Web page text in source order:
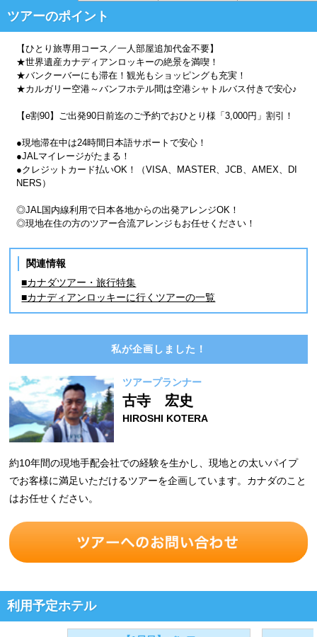
ツアーのポイント
【ひとり旅専用コース／一人部屋追加代金不要】
★世界遺産カナディアンロッキーの絶景を満喫！
★バンクーバーにも滞在！観光もショッピングも充実！
★カルガリー空港～バンフホテル間は空港シャトルバス付きで安心♪
【e割90】ご出発90日前迄のご予約でおひとり様「3,000円」割引！
●現地滞在中は24時間日本語サポートで安心！
●JALマイレージがたまる！
●クレジットカード払いOK！（VISA、MASTER、JCB、AMEX、DI
NERS）
◎JAL国内線利用で日本各地からの出発アレンジOK！
◎現地在住の方のツアー合流アレンジもお任せください！
関連情報
■カナダツアー・旅行特集
■カナディアンロッキーに行くツアーの一覧
私が企画しました！
ツアープランナー
古寺 宏史
HIROSHI KOTERA
約10年間の現地手配会社での経験を生かし、現地との太いパイプ
でお客様に満足いただけるツアーを企画しています。カナダのこと
はお任せください。
利用予定ホテル